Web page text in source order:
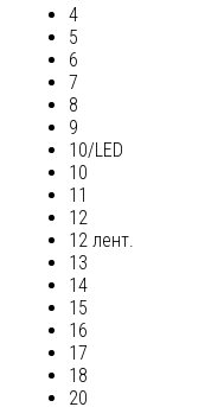
4
5
6
7
8
9
10/LED
10
11
12
12 лент.
13
14
15
16
17
18
20